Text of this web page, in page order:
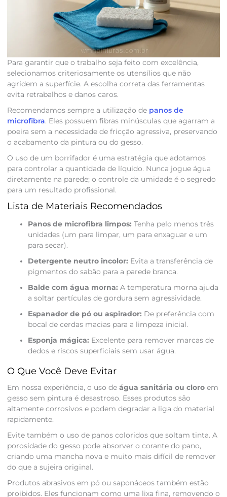
Para garantir que o trabalho seja feito com excelência,
selecionamos criteriosamente os utensílios que não
agridem a superfície. A escolha correta das ferramentas
evita retrabalhos e danos caros.
Recomendamos sempre a utilização de panos de
microfibra. Eles possuem fibras minúsculas que agarram a
poeira sem a necessidade de fricção agressiva, preservando
o acabamento da pintura ou do gesso.
O uso de um borrifador é uma estratégia que adotamos
para controlar a quantidade de líquido. Nunca jogue água
diretamente na parede; o controle da umidade é o segredo
para um resultado profissional.
Lista de Materiais Recomendados
Panos de microfibra limpos: Tenha pelo menos três
unidades (um para limpar, um para enxaguar e um
para secar).
Detergente neutro incolor: Evita a transferência de
pigmentos do sabão para a parede branca.
Balde com água morna: A temperatura morna ajuda
a soltar partículas de gordura sem agressividade.
Espanador de pó ou aspirador: De preferência com
bocal de cerdas macias para a limpeza inicial.
Esponja mágica: Excelente para remover marcas de
dedos e riscos superficiais sem usar água.
O Que Você Deve Evitar
Em nossa experiência, o uso de água sanitária ou cloroem
gesso sem pintura é desastroso. Esses produtos são
altamente corrosivos e podem degradar a liga do material
rapidamente.
Evite também o uso de panos coloridos que soltam tinta. A
porosidade do gesso pode absorver o corante do pano,
criando uma mancha nova e muito mais difícil de remover
do que a sujeira original.
Produtos abrasivos em pó ou saponáceos também estão
proibidos. Eles funcionam como uma lixa fina, removendo o